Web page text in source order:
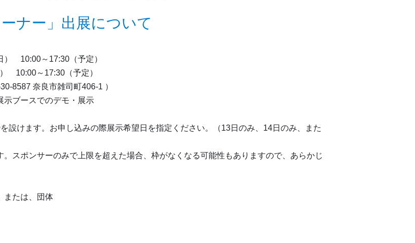
ナー」出展について
） 10:00～17:30（予定）
10:00～17:30（予定）
8587 奈良市雑司町406-1 ）
ブースでのデモ・展示
設けます。お申し込みの際展示希望日を指定ください。（13日のみ、14日のみ、また
スポンサーのみで上限を超えた場合、枠がなくなる可能性もありますので、あらかじ
または、団体